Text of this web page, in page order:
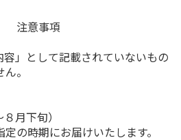
】 注意事項
」として記載されていないもの
ん。
月下旬）
の時期にお届けいたします。